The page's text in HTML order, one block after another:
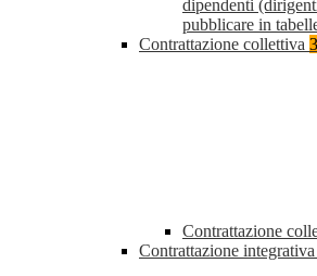
dipendenti
pubblicare in
Contrattazione collettiva 3
Contrattazione
Contrattazione integrativa